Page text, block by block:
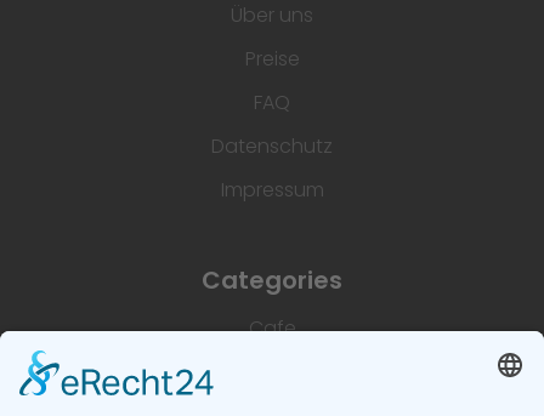
Über uns
Preise
FAQ
Datenschutz
Impressum
Categories
Cafe